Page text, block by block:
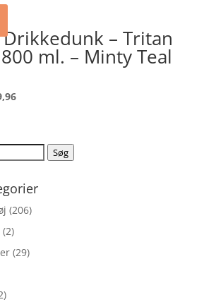
Drikkedunk – Tritan
ml. – Minty Teal
Den
er:
kr. 79,96.
Søg
(206)
(2)
(29)